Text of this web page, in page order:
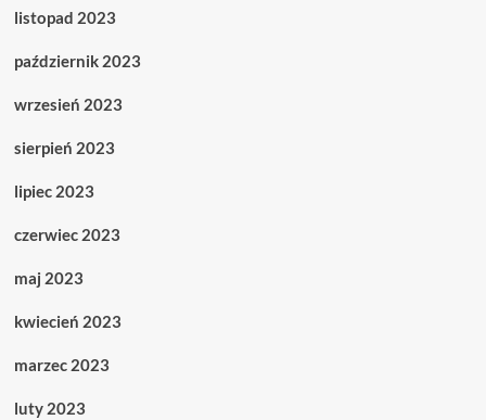
listopad 2023
październik 2023
wrzesień 2023
sierpień 2023
lipiec 2023
czerwiec 2023
maj 2023
kwiecień 2023
marzec 2023
luty 2023